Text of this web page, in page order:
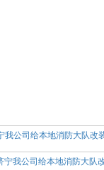
我公司给本地消防大队改